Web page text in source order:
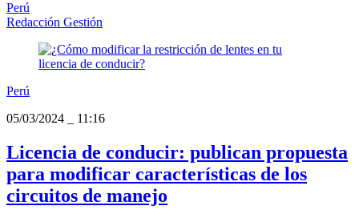
Perú
Redacción Gestión
Perú
05/03/2024
11:16
Licencia de conducir: publican propuesta
para modificar características de los
circuitos de manejo